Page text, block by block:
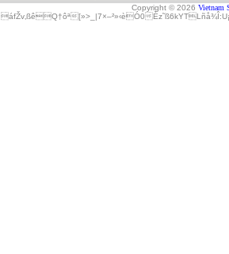
Copyright © 2026 Vietnam
áfŽv‚ßêQ†ôª[»>_|7×–²»‹èÓ0